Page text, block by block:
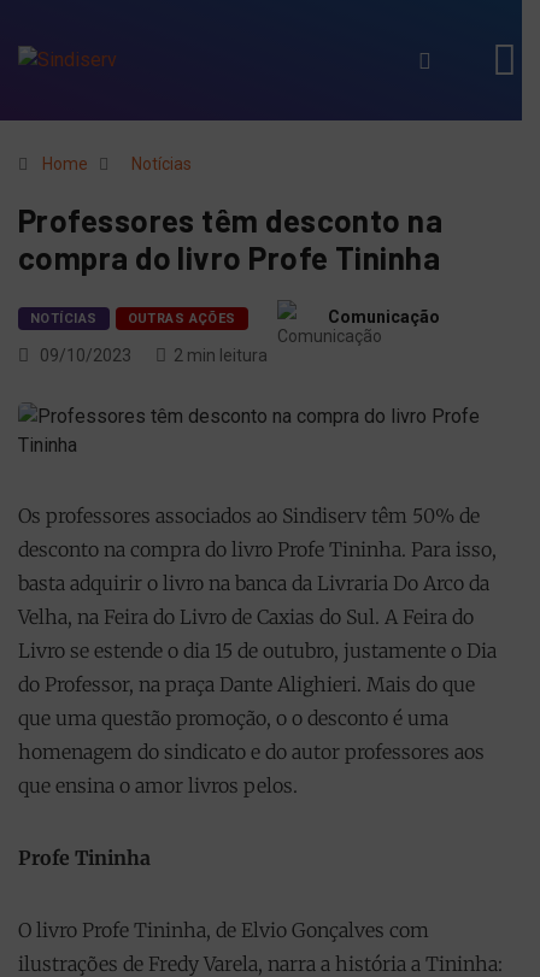
Home Notícias
Professores têm desconto na
compra do livro Profe Tininha
NOTÍCIAS OUTRAS AÇÕES
Comunicação
09/10/2023
2 min leitura
Os professores associados ao Sindiserv têm 50% de
desconto na compra do livro Profe Tininha. Para isso,
basta adquirir o livro na banca da Livraria Do Arco da
Velha, na Feira do Livro de Caxias do Sul. A Feira do
Livro se estende o dia 15 de outubro, justamente o Dia
do Professor, na praça Dante Alighieri. Mais do que
que uma questão promoção, o o desconto é uma
homenagem do sindicato e do autor professores aos
que ensina o amor livros pelos.
Profe Tininha
O livro Profe Tininha, de Elvio Gonçalves com
ilustrações de Fredy Varela, narra a história a Tininha: